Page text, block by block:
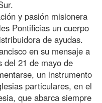
y pasión misionera
Pontificias un cuerpo
de ayudas.
en su mensaje a
del 21 de mayo de
un instrumento
particulares, en el
que abarca siempre